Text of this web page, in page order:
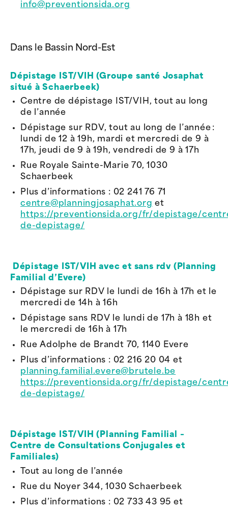
info@preventionsida.org
Dans le Bassin Nord-Est
Dépistage IST/VIH (Groupe santé Josaphat
situé à Schaerbeek)
Centre de dépistage IST/VIH, tout au long
de l’année
Dépistage sur RDV, tout au long de l’année :
undi de 12 à 19h, mardi et mercredi de 9 à
17h, jeudi de 9 à 19h, vendredi de 9 à 17h
Rue Royale Sainte-Marie 70, 1030
Schaerbeek
Plus d’informations : 02 241 76 71
centre@planningjosaphat.org et
https://preventionsida.org/fr/depistage/
de-depistage/
Dépistage IST/VIH avec et sans rdv (Planning
Familial d’Evere)
Dépistage sur RDV le lundi de 16h à 17h et le
mercredi de 14h à 16h
Dépistage sans RDV le lundi de 17h à 18h et
le mercredi de 16h à 17h
Rue Adolphe de Brandt 70, 1140 Evere
Plus d’informations : 02 216 20 04 et
planning.familial.evere@brutele.be
https://preventionsida.org/fr/depistage/
de-depistage/
Dépistage IST/VIH (Planning Familial –
Centre de Consultations Conjugales et
Familiales)
Tout au long de l’année
Rue du Noyer 344, 1030 Schaerbeek
Plus d’informations : 02 733 43 95 et